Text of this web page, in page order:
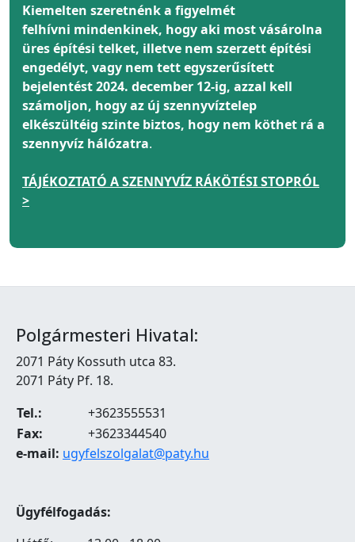
Kiemelten szeretnénk a figyelmét
felhívni mindenkinek, hogy aki most vásárolna
üres építési telket, illetve nem szerzett építési
engedélyt, vagy nem tett egyszerűsített
bejelentést 2024. december 12-ig, azzal kell
számoljon, hogy az új szennyvíztelep
elkészültéig szinte biztos, hogy nem köthet rá a
szennyvíz hálózatra.
TÁJÉKOZTATÓ A SZENNYVÍZ RÁKÖTÉSI STOPRÓL
>
Polgármesteri Hivatal:
2071 Páty Kossuth utca 83.
2071 Páty Pf. 18.
Tel.:
+3623555531
Fax:
+3623344540
e-mail: ugyfelszolgalat@paty.hu
Ügyfélfogadás: